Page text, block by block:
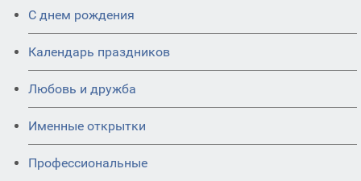
С днем рождения
Календарь праздников
Любовь и дружба
Именные открытки
Профессиональные